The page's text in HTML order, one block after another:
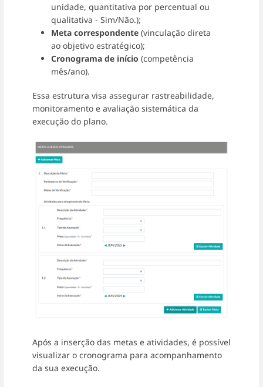
unidade, quantitativa por percentual ou
qualitativa - Sim/Não.);
Meta correspondente (vinculação direta
ao objetivo estratégico);
Cronograma de início (competência
mês/ano).
Essa estrutura visa assegurar rastreabilidade,
monitoramento e avaliação sistemática da
execução do plano.
Após a inserção das metas e atividades, é possível
visualizar o cronograma para acompanhamento
da sua execução.